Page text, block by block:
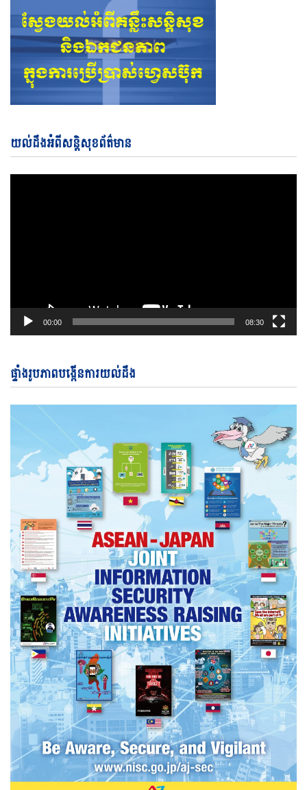
យល់ដឹងអំពីសន្តិសុខព័ត៌មាន
00:00 08:30
ផ្ទាំងរូបភាពបង្កើនការយល់ដឹង